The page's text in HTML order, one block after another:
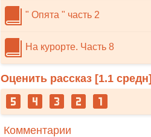
" Опята " часть 2
На курорте. Часть 8
Оценить рассказ [1.1 средн]
Комментарии